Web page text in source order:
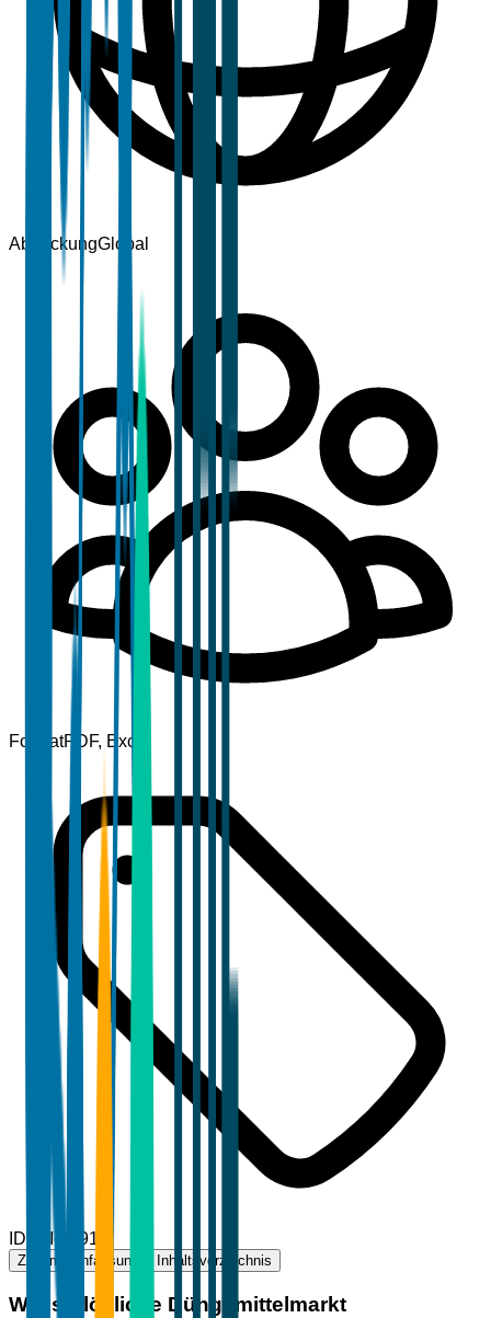
AbdeckungGlobal
FormatPDF, Excel
ID TBI-94913
Zusammenfassung Inhaltsverzeichnis
Wasserlösliche Düngemittelmarkt